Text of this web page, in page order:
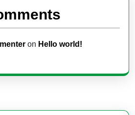
on Hello world!